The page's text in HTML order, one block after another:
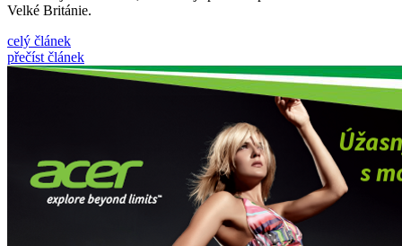
Velké Británie.
celý článek
přečíst článek